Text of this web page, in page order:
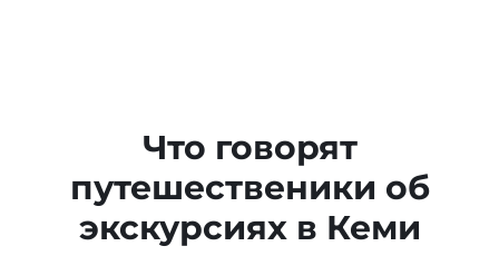
Что говорят
путешественики об
экскурсиях в Кеми